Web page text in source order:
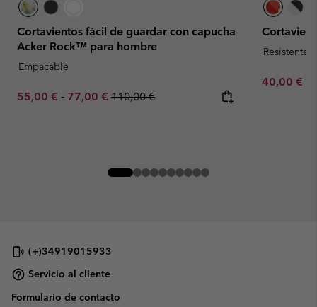
Cortavientos fácil de guardar con capucha
Acker Rock™ para hombre
Empacable
Minimum sale price:
55,00 € - Maximum sale price:
77,00 € Regular price:
110,00 €
Resistente
Minimum
40,00 €
(+)34919015933
Servicio al cliente
Formulario de contacto